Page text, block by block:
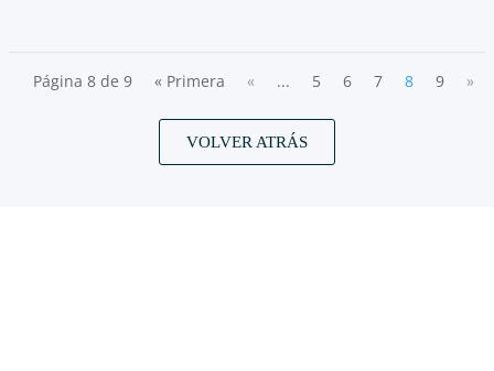
Página 8 de 9 « Primera « ... 5 6 7 8 9 »
VOLVER ATRÁS